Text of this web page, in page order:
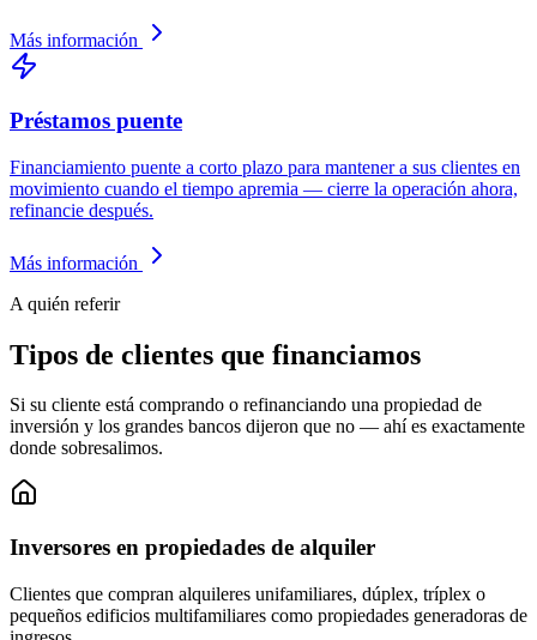
Más información
Préstamos puente
Financiamiento puente a corto plazo para mantener a sus clientes en
movimiento cuando el tiempo apremia — cierre la operación ahora,
refinancie después.
Más información
A quién referir
Tipos de clientes que financiamos
Si su cliente está comprando o refinanciando una propiedad de
inversión y los grandes bancos dijeron que no — ahí es exactamente
donde sobresalimos.
Inversores en propiedades de alquiler
Clientes que compran alquileres unifamiliares, dúplex, tríplex o
pequeños edificios multifamiliares como propiedades generadoras de